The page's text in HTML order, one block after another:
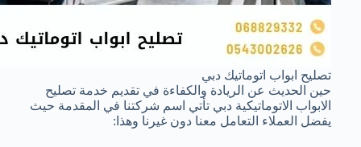
تصليح ابواب اتوماتيك دبي
حين الحديث عن الريادة والكفاءة في تقديم خدمة تصليح
الابواب الاتوماتيكية دبي تأتي اسم شركتنا في المقدمة حيث
يفضل العملاء التعامل معنا دون غيرنا وهذا: